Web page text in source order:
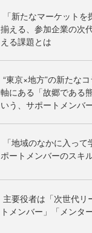
「新たなマーケット
揃える、参加企業の次
える課題とは
“東京×地方”の新たな
軸にある「故郷である
いう、サポートメンバ
「地域のなかに入っ
ポートメンバーのスキ
主要役者は「次世代リ
トメンバー」「メンター